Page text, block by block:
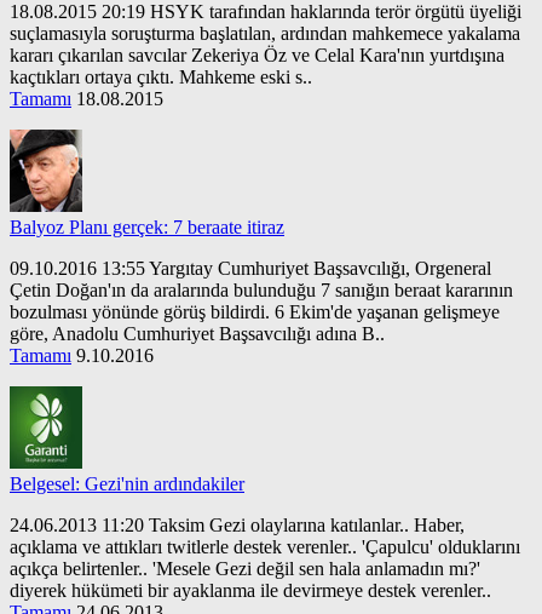
18.08.2015 20:19 HSYK tarafından haklarında terör örgütü üyeliği
suçlamasıyla soruşturma başlatılan, ardından mahkemece yakalama
kararı çıkarılan savcılar Zekeriya Öz ve Celal Kara'nın yurtdışına
kaçtıkları ortaya çıktı. Mahkeme eski s..
Tamamı 18.08.2015
Balyoz Planı gerçek: 7 beraate itiraz
09.10.2016 13:55 Yargıtay Cumhuriyet Başsavcılığı, Orgeneral
Çetin Doğan'ın da aralarında bulunduğu 7 sanığın beraat kararının
bozulması yönünde görüş bildirdi. 6 Ekim'de yaşanan gelişmeye
göre, Anadolu Cumhuriyet Başsavcılığı adına B..
Tamamı 9.10.2016
Belgesel: Gezi'nin ardındakiler
24.06.2013 11:20 Taksim Gezi olaylarına katılanlar.. Haber,
açıklama ve attıkları twitlerle destek verenler.. 'Çapulcu' olduklarını
açıkça belirtenler.. 'Mesele Gezi değil sen hala anlamadın mı?'
diyerek hükümeti bir ayaklanma ile devirmeye destek verenler..